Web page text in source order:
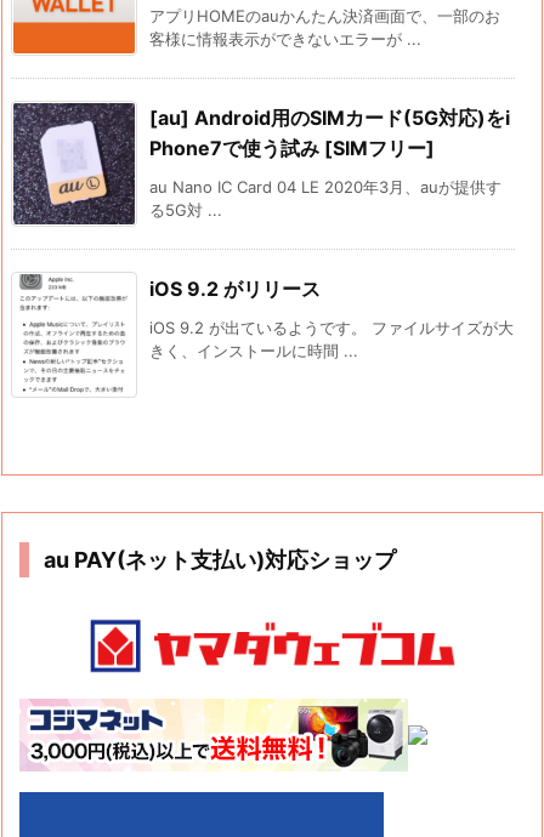
アプリHOMEのauかんたん決済画面で、一部のお
客様に情報表示ができないエラーが ...
[au] Android用のSIMカード(5G対応)をi
Phone7で使う試み [SIMフリー]
au Nano IC Card 04 LE 2020年3月、auが提供す
る5G対 ...
iOS 9.2 がリリース
iOS 9.2 が出ているようです。 ファイルサイズが大
きく、インストールに時間 ...
au PAY(ネット支払い)対応ショップ